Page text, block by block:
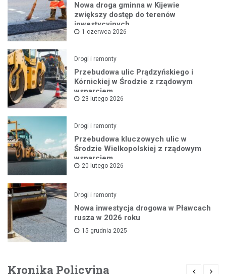
Nowa droga gminna w Kijewie
zwiększy dostęp do terenów
inwestycyjnych
1 czerwca 2026
Drogi i remonty
Przebudowa ulic Prądzyńskiego i
Kórnickiej w Środzie z rządowym
wsparciem
23 lutego 2026
Drogi i remonty
Przebudowa kluczowych ulic w
Środzie Wielkopolskiej z rządowym
wsparciem
20 lutego 2026
Drogi i remonty
Nowa inwestycja drogowa w Pławcach
rusza w 2026 roku
15 grudnia 2025
Kronika Policyjna